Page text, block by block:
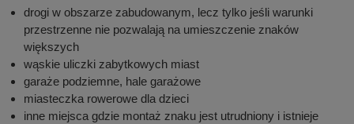
drogi w obszarze zabudowanym, lecz tylko jeśli warunki
przestrzenne nie pozwalają na umieszczenie znaków
większych
wąskie uliczki zabytkowych miast
garaże podziemne, hale garażowe
miasteczka rowerowe dla dzieci
inne miejsca gdzie montaż znaku jest utrudniony i istnieje